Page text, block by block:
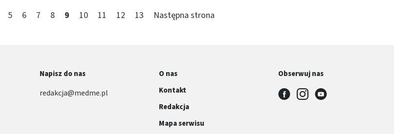
5 6 7 8 9 10 11 12 13 Następna strona
Napisz do nas
redakcja@medme.pl
O nas
Kontakt
Redakcja
Mapa serwisu
Obserwuj nas